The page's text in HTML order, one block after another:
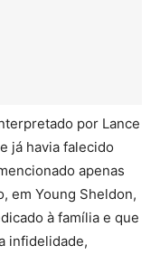
por Lance
já havia falecido
apenas
em Young Sheldon,
à família e que
infidelidade,